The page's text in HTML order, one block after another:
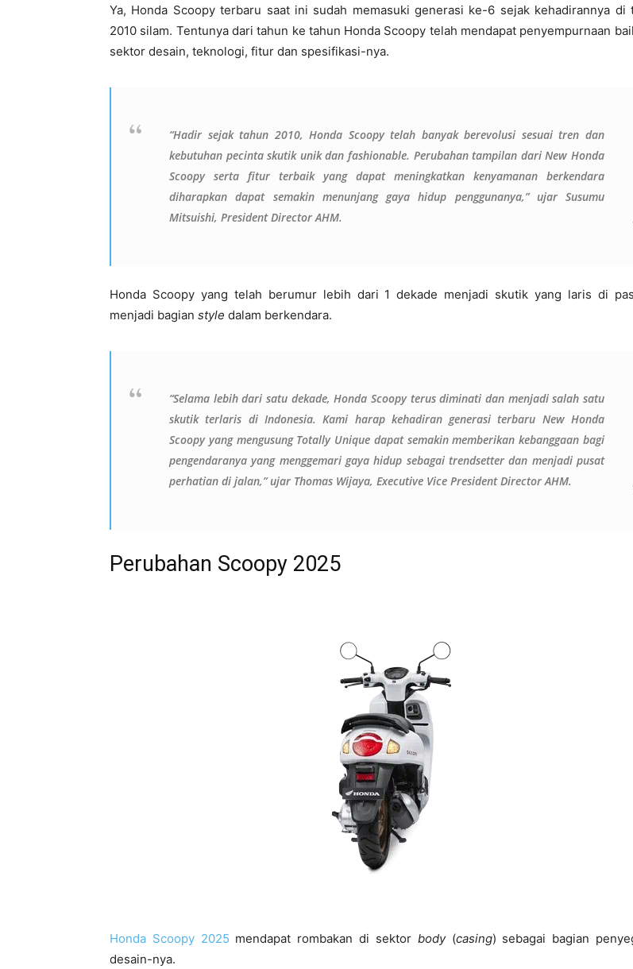
Ya, Honda Scoopy terbaru saat ini sudah memasuki generasi ke-6 sejak kehadirannya di
2010 silam. Tentunya dari tahun ke tahun Honda Scoopy telah mendapat penyempurnaan
sektor desain, teknologi, fitur dan spesifikasi-nya.
“Hadir sejak tahun 2010, Honda Scoopy telah banyak berevolusi sesuai tren dan
kebutuhan pecinta skutik unik dan fashionable. Perubahan tampilan dari New Honda
Scoopy serta fitur terbaik yang dapat meningkatkan kenyamanan berkendara
diharapkan dapat semakin menunjang gaya hidup penggunanya,” ujar Susumu
Mitsuishi, President Director AHM.
Honda Scoopy yang telah berumur lebih dari 1 dekade menjadi skutik yang laris di
menjadi bagian style dalam berkendara.
“Selama lebih dari satu dekade, Honda Scoopy terus diminati dan menjadi salah satu
skutik terlaris di Indonesia. Kami harap kehadiran generasi terbaru New Honda
Scoopy yang mengusung Totally Unique dapat semakin memberikan kebanggaan bagi
pengendaranya yang menggemari gaya hidup sebagai trendsetter dan menjadi pusat
perhatian di jalan,” ujar Thomas Wijaya, Executive Vice President Director AHM.
Perubahan Scoopy 2025
Honda Scoopy 2025 mendapat rombakan di sektor body(casing) sebagai bagian
desain-nya.